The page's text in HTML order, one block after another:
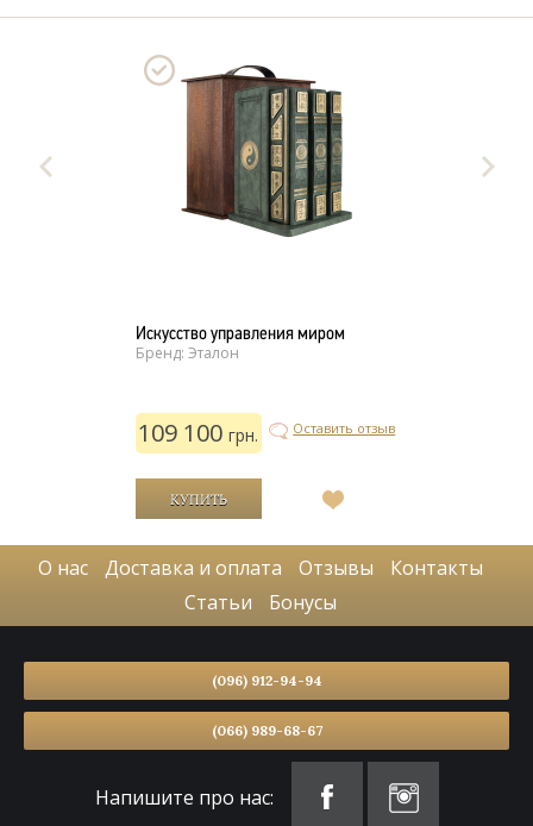
Искусство управления миром
Бренд: Эталон
109 100грн. Оставить отзыв
желаний
О нас Доставка и оплата Отзывы
Контакты
Статьи
Бонусы
(096) 912-94-94
(066) 989-68-67
Напишите про нас: